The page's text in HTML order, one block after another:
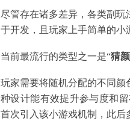
尽管存在诸多差异，各类副
于开发，且玩家上手简单的小
当前最流行的类型之一是“猜
玩家需要将随机分配的不同
种设计能有效提升参与度和留
首次引入该小游戏机制，此后